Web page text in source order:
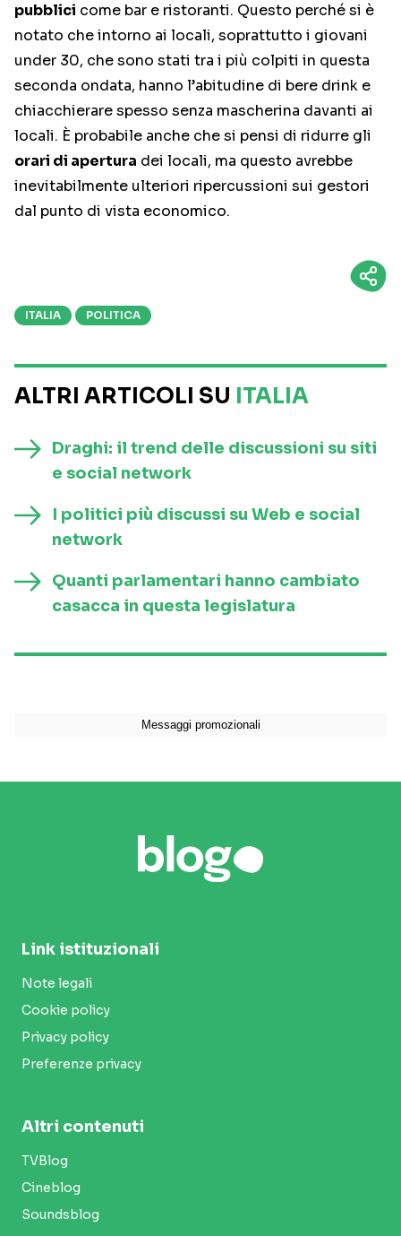
pubblici come bar e ristoranti. Questo perché si è
notato che intorno ai locali, soprattutto i giovani
under 30, che sono stati tra i più colpiti in questa
seconda ondata, hanno l’abitudine di bere drink e
chiacchierare spesso senza mascherina davanti ai
locali. È probabile anche che si pensi di ridurre gli
orari di apertura dei locali, ma questo avrebbe
inevitabilmente ulteriori ripercussioni sui gestori
dal punto di vista economico.
ITALIA POLITICA
ALTRI ARTICOLI SU ITALIA
Draghi: il trend delle discussioni su siti
e social network
I politici più discussi su Web e social
network
Quanti parlamentari hanno cambiato
casacca in questa legislatura
Link istituzionali
Note legali
Cookie policy
Privacy policy
Preferenze privacy
Altri contenuti
TVBlog
Cineblog
Soundsblog